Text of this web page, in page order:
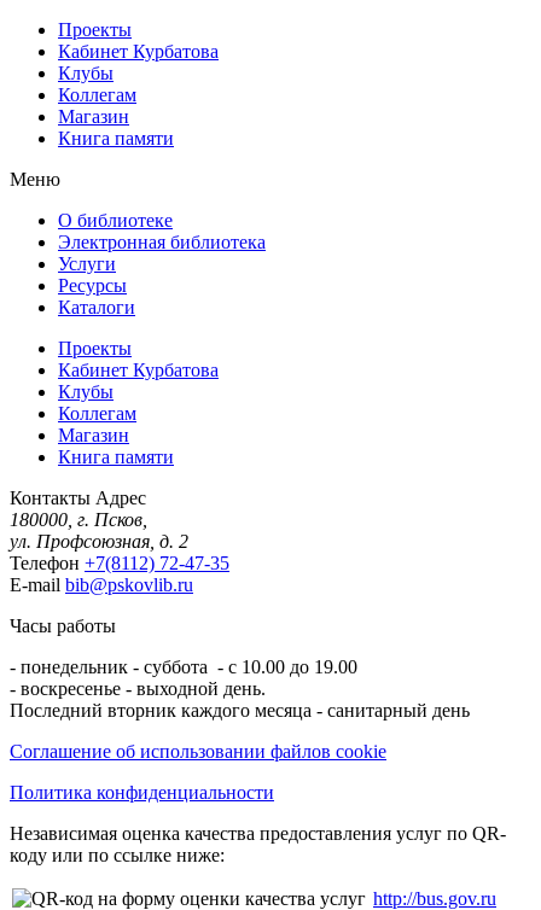
Проекты
Кабинет Курбатова
Клубы
Коллегам
Магазин
Книга памяти
Меню
О библиотеке
Электронная библиотека
Услуги
Ресурсы
Каталоги
Проекты
Кабинет Курбатова
Клубы
Коллегам
Магазин
Книга памяти
Контакты Адрес
180000, г. Псков,
ул. Профсоюзная, д. 2
Телефон +7(8112) 72-47-35
E-mail bib@pskovlib.ru
Часы работы
- понедельник - суббота - с 10.00 до 19.00
- воскресенье - выходной день.
Последний вторник каждого месяца - санитарный день
Соглашение об использовании файлов cookie
Политика конфиденциальности
Независимая оценка качества предоставления услуг по QR-
коду или по ссылке ниже:
http://bus.gov.ru